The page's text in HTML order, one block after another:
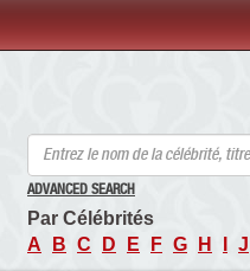
ADVANCED SEARCH
Par Célébrités
A
B C D E F G H J